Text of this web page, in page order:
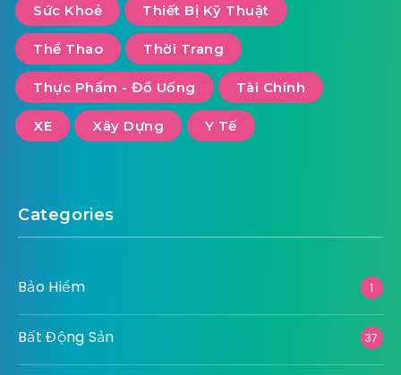
Sức Khoẻ Thiết Bị Kỹ Thuật
Thể Thao Thời Trang
Thực Phẩm - Đồ Uống Tài Chính
XE Xây Dựng Y Tế
Categories
Bảo Hiểm 1
Bất Động Sản 37